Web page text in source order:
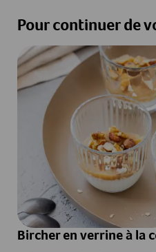
Pour continuer de
Bircher en verrine à la